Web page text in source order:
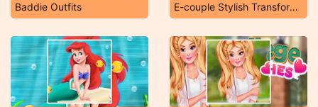
Baddie Outfits E-couple Stylish Transformation